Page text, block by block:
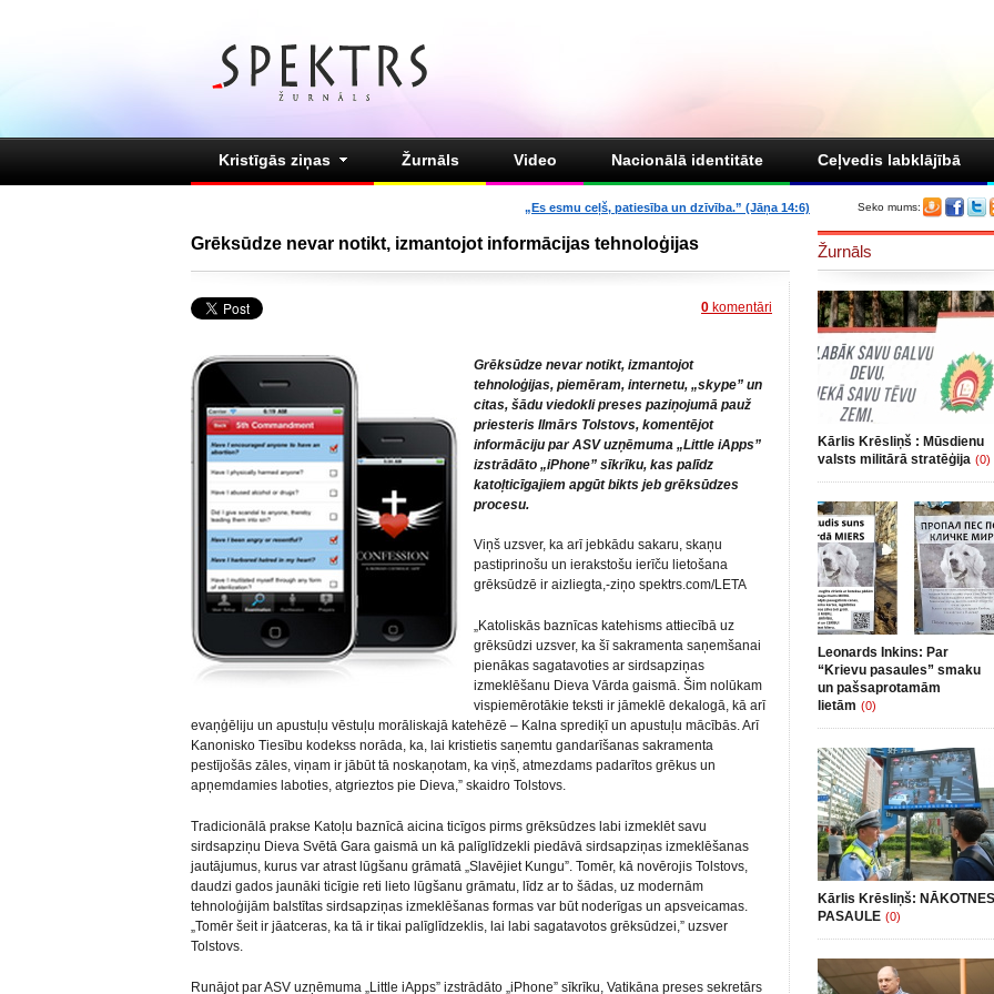
Kristīgās ziņas Žurnāls Video Nacionālā identitāte Ceļvedis labklājībā
Seko mums:
„Es esmu ceļš, patiesība un dzīvība.” (Jāņa 14:6)
Grēksūdze nevar notikt, izmantojot informācijas tehnoloģijas
0 komentāri
Grēksūdze nevar notikt, izmantojot
tehnoloģijas, piemēram, internetu, „skype” un
citas, šādu viedokli preses paziņojumā pauž
priesteris Ilmārs Tolstovs, komentējot
informāciju par ASV uzņēmuma „Little iApps”
izstrādāto „iPhone” sīkrīku, kas palīdz
katoļticīgajiem apgūt bikts jeb grēksūdzes
procesu.
Viņš uzsver, ka arī jebkādu sakaru, skaņu
pastiprinošu un ierakstošu ierīču lietošana
grēksūdzē ir aizliegta,-ziņo spektrs.com/LETA
„Katoliskās baznīcas katehisms attiecībā uz
grēksūdzi uzsver, ka šī sakramenta saņemšanai
pienākas sagatavoties ar sirdsapziņas
izmeklēšanu Dieva Vārda gaismā. Šim nolūkam
vispiemērotākie teksti ir jāmeklē dekalogā, kā arī
evaņģēliju un apustuļu vēstuļu morāliskajā katehēzē – Kalna sprediķī un apustuļu mācībās. Arī
Kanonisko Tiesību kodekss norāda, ka, lai kristietis saņemtu gandarīšanas sakramenta
pestījošās zāles, viņam ir jābūt tā noskaņotam, ka viņš, atmezdams padarītos grēkus un
apņemdamies laboties, atgrieztos pie Dieva,” skaidro Tolstovs.
Tradicionālā prakse Katoļu baznīcā aicina ticīgos pirms grēksūdzes labi izmeklēt savu
sirdsapziņu Dieva Svētā Gara gaismā un kā palīglīdzekli piedāvā sirdsapziņas izmeklēšanas
jautājumus, kurus var atrast lūgšanu grāmatā „Slavējiet Kungu”. Tomēr, kā novērojis Tolstovs,
daudzi gados jaunāki ticīgie reti lieto lūgšanu grāmatu, līdz ar to šādas, uz modernām
tehnoloģijām balstītas sirdsapziņas izmeklēšanas formas var būt noderīgas un apsveicamas.
„Tomēr šeit ir jāatceras, ka tā ir tikai palīglīdzeklis, lai labi sagatavotos grēksūdzei,” uzsver
Tolstovs.
Runājot par ASV uzņēmuma „Little iApps” izstrādāto „iPhone” sīkrīku, Vatikāna preses sekretārs
Žurnāls
Kārlis Krēsliņš : Mūsdienu
valsts militārā stratēģija (0)
Leonards Inkins: Par
“Krievu pasaules” smaku
un pašsaprotamām
lietām (0)
Kārlis Krēsliņš: NĀKOTNES
PASAULE (0)